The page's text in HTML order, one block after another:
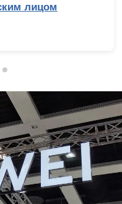
лицом